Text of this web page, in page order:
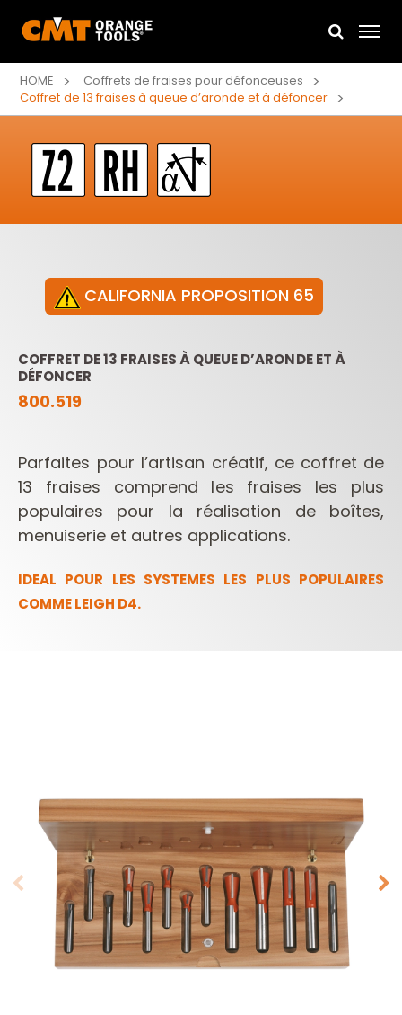
HOME
Coffrets de fraises pour défonceuses
Coffret de 13 fraises à queue d’aronde et à défoncer
CALIFORNIA PROPOSITION 65
COFFRET DE 13 FRAISES À QUEUE D’ARONDE ET À
DÉFONCER
800.519
Parfaites pour l’artisan créatif, ce coffret de
13 fraises comprend les fraises les plus
populaires pour la réalisation de boîtes,
menuiserie et autres applications.
IDEAL POUR LES SYSTEMES LES PLUS POPULAIRES
COMME LEIGH D4.